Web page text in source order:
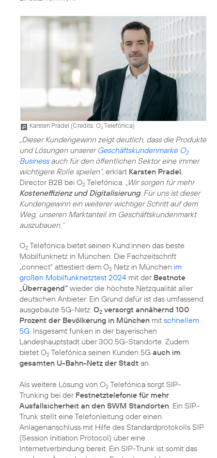
Karsten Pradel (Credits: O2Telefónica)
„Dieser Kundengewinn zeigt deutlich, dass die Produkte
und Lösungen unserer Geschäftskundenmarke O2
Businessauch für den öffentlichen Sektor eine immer
wichtigere Rolle spielen”, erklärt Karsten Pradel,
Director B2B bei O2 Telefónica. „Wir sorgen für mehr
Kosteneffizienz und Digitalisierung. Für uns ist dieser
Kundengewinn ein weiterer wichtiger Schritt auf dem
Weg, unseren Marktanteil im Geschäftskundenmarkt
auszubauen.“
O2 Telefónica bietet seinen Kund:innen das beste
Mobilfunknetz in München. Die Fachzeitschrift
„connect“ attestiert dem O2 Netz in München im
großen Mobilfunknetztest 2024 mit der Bestnote
„Überragend“ wieder die höchste Netzqualität aller
deutschen Anbieter. Ein Grund dafür ist das umfassend
ausgebaute 5G-Netz: O2 versorgt annähernd 100
Prozent der Bevölkerung in München mit schnellem
5G. Insgesamt funken in der bayerischen
Landeshauptstadt über 300 5G-Standorte. Zudem
bietet O2 Telefónica seinen Kunden 5G auch im
gesamten U-Bahn-Netz der Stadt an.
Als weitere Lösung von O2 Telefónica sorgt SIP-
Trunking bei der Festnetztelefonie für mehr
Ausfallsicherheit an den SWM Standorten. Ein SIP-
Trunk stellt eine Telefonleitung oder einen
Anlagenanschluss mit Hilfe des Standardprotokolls SIP
(Session Initiation Protocol) über eine
Internetverbindung bereit. Ein SIP-Trunk ist somit das